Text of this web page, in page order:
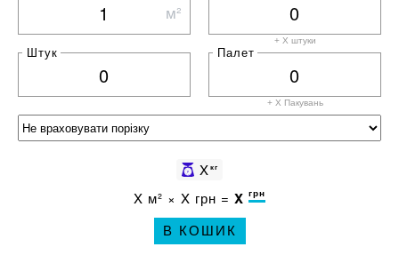
м²
+ X штуки
Штук Палет
+ X Пакувань
Xкг
X м² × X грн = X грн
В КОШИК